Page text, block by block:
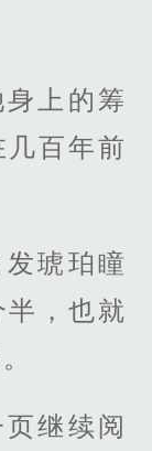
上的筹
百年前
琥珀瞳
，也就
继续阅